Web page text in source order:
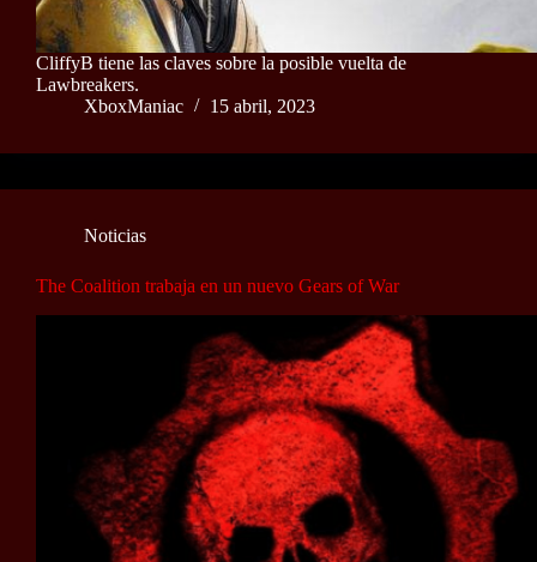
CliffyB tiene las claves sobre la posible vuelta de
Lawbreakers.
XboxManiac
15 abril, 2023
Noticias
The Coalition trabaja en un nuevo Gears of War